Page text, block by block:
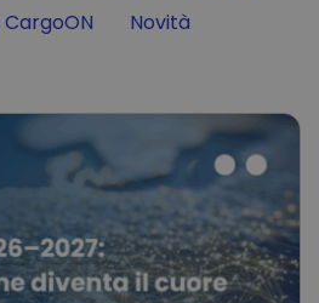
CargoON Filter by
Novità